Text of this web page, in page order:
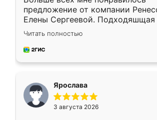
предложение от компании
Елены Сергеевой. Подходяшщая
короткие сроки изготовления.
для замера сотрудник Владислав
предложил по моему эскизу
Читать полностью
Ярослава
3 августа 2026